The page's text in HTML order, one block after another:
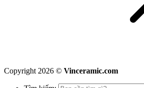
Copyright 2026 © Vinceramic.com